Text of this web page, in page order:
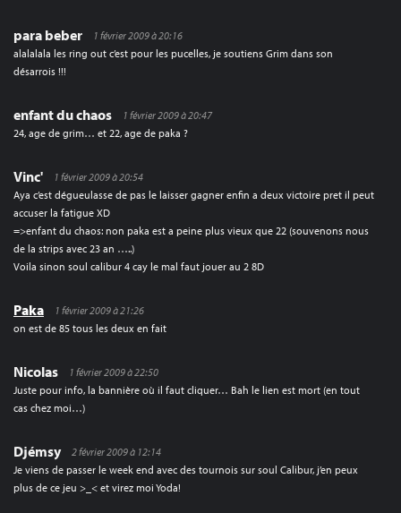
para beber
1 février 2009 à 20:16
alalalala les ring out c’est pour les pucelles, je soutiens Grim dans son
désarrois !!!
enfant du chaos
1 février 2009 à 20:47
24, age de grim… et 22, age de paka ?
Vinc'
1 février 2009 à 20:54
Aya c’est dégueulasse de pas le laisser gagner enfin a deux victoire pret il peut
accuser la fatigue XD
=>enfant du chaos: non paka est a peine plus vieux que 22 (souvenons nous
de la strips avec 23 an …..)
Voila sinon soul calibur 4 cay le mal faut jouer au 2 8D
Paka
1 février 2009 à 21:26
on est de 85 tous les deux en fait
Nicolas
1 février 2009 à 22:50
Juste pour info, la bannière où il faut cliquer… Bah le lien est mort (en tout
cas chez moi…)
Djémsy
2 février 2009 à 12:14
Je viens de passer le week end avec des tournois sur soul Calibur, j’en peux
plus de ce jeu >_< et virez moi Yoda!